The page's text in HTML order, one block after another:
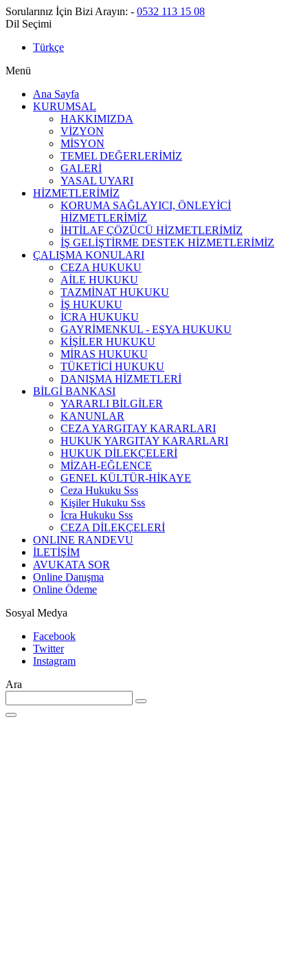
Sorularınız İçin Bizi Arayın: - 0532 113 15 08
Dil Seçimi
Türkçe
Menü
Ana Sayfa
KURUMSAL
HAKKIMIZDA
VİZYON
MİSYON
TEMEL DEĞERLERİMİZ
GALERİ
YASAL UYARI
HİZMETLERİMİZ
KORUMA SAĞLAYICI, ÖNLEYİCİ
HİZMETLERİMİZ
İHTİLAF ÇÖZÜCÜ HİZMETLERİMİZ
İŞ GELİŞTİRME DESTEK HİZMETLERİMİZ
ÇALIŞMA KONULARI
CEZA HUKUKU
AİLE HUKUKU
TAZMİNAT HUKUKU
İŞ HUKUKU
İCRA HUKUKU
GAYRİMENKUL - EŞYA HUKUKU
KİŞİLER HUKUKU
MİRAS HUKUKU
TÜKETİCİ HUKUKU
DANIŞMA HİZMETLERİ
BİLGİ BANKASI
YARARLI BİLGİLER
KANUNLAR
CEZA YARGITAY KARARLARI
HUKUK YARGITAY KARARLARI
HUKUK DİLEKÇELERİ
MİZAH-EĞLENCE
GENEL KÜLTÜR-HİKAYE
Ceza Hukuku Sss
Kişiler Hukuku Sss
İcra Hukuku Sss
CEZA DİLEKÇELERİ
ONLINE RANDEVU
İLETİŞİM
AVUKATA SOR
Online Danışma
Online Ödeme
Sosyal Medya
Facebook
Twitter
Instagram
Ara